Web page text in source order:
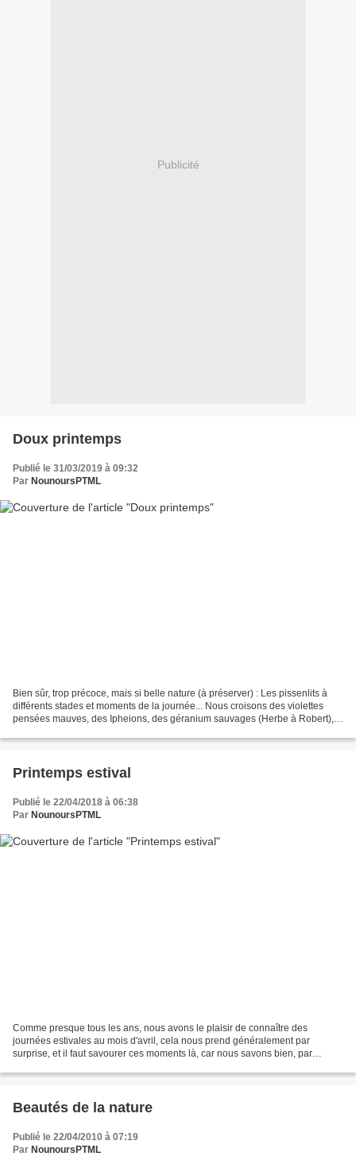
Publicité
Doux printemps
Publié le 31/03/2019 à 09:32
Par NounoursPTML
Bien sûr, trop précoce, mais si belle nature (à préserver) : Les pissenlits à
différents stades et moments de la journée... Nous croisons des violettes
pensées mauves, des Ipheions, des géranium sauvages (Herbe à Robert),
Printemps estival
Publié le 22/04/2018 à 06:38
Par NounoursPTML
Comme presque tous les ans, nous avons le plaisir de connaître des
journées estivales au mois d'avril, cela nous prend généralement par
surprise, et il faut savourer ces moments là, car nous savons bien, par
Beautés de la nature
Publié le 22/04/2010 à 07:19
Par NounoursPTML